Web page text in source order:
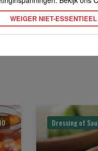
Dressing of
WEIGER NIET-ESSENTIEEL